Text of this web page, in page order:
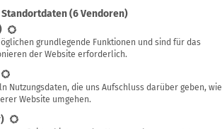
(6 Vendoren)
Gruppen, für die eine Einwilligung
grundlegende Funktionen und sind für das
der Website erforderlich.
Nutzungsdaten, die uns Aufschluss darüber geben, wie
Website umgehen.